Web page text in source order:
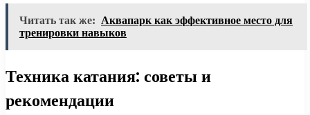
Читать так же: Аквапарк как эффективное место для
тренировки навыков
Техника катания: советы и
рекомендации